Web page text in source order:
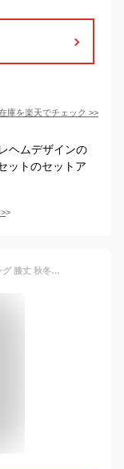
庫を楽天でチェック >>
ヘムデザインの
ットのセットア
>
ニットワンピース プチハイネック 配色 ロング 膝丈 秋冬 ニット ワンピース 長袖 ロングワンピース フォーマル ハイネックニット カジュアル ニットワンピ チェック柄 プリーツスカート チェック 長袖ワンピース オシャレ きれいめ 柔らかい